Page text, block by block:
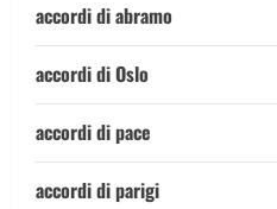
accordi di abramo
accordi di Oslo
accordi di pace
accordi di parigi